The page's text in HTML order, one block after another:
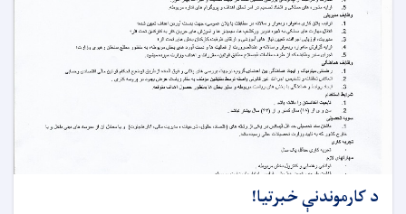
د کارموندنې خبرتیا!